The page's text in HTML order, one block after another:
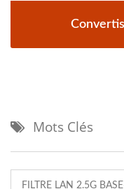
Mots Clés
FILTRE LAN 2.5G BASE-